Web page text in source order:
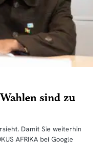
sind zu
Damit Sie weiterhin
AFRIKA bei Google